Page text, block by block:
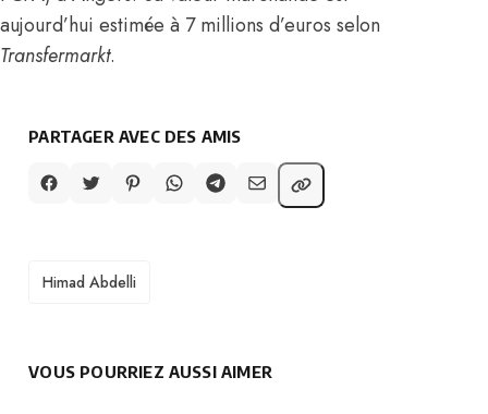
aujourd’hui estimée à 7 millions d’euros selon
Transfermarkt.
PARTAGER AVEC DES AMIS
TAGS
Himad Abdelli
VOUS POURRIEZ AUSSI AIMER